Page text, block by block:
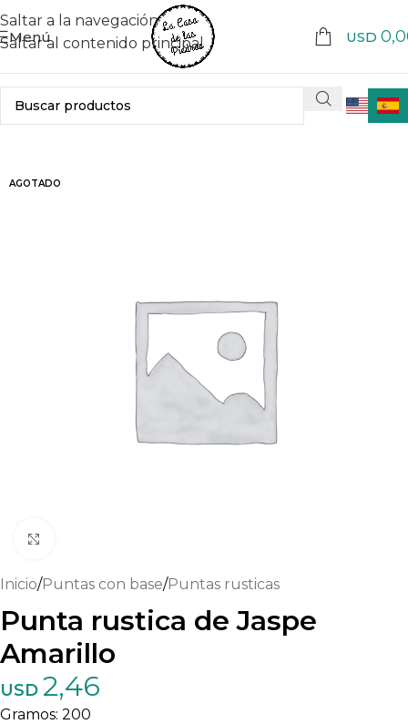
Saltar a la navegación
Saltar al contenido principal
Menú USD
AGOTADO
Inicio/Puntas con base/Puntas rusticas
Punta rustica de Jaspe
Amarillo
USD 2,46
200